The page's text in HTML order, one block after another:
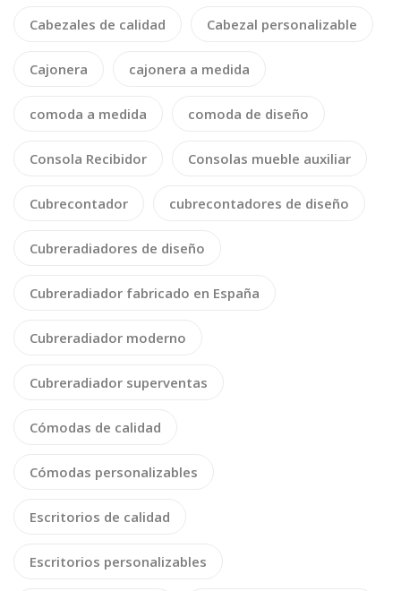
Cabezales de calidad Cabezal personalizable
Cajonera cajonera a medida
comoda a medida comoda de diseño
Consola Recibidor Consolas mueble auxiliar
Cubrecontador cubrecontadores de diseño
Cubreradiadores de diseño
Cubreradiador fabricado en España
Cubreradiador moderno
Cubreradiador superventas
Cómodas de calidad
Cómodas personalizables
Escritorios de calidad
Escritorios personalizables